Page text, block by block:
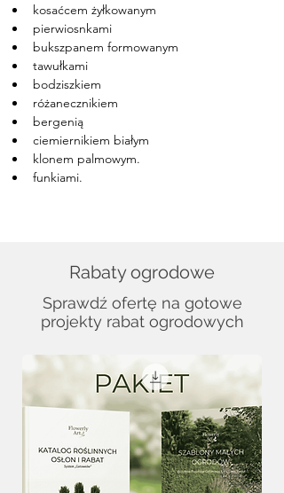
kosaćcem żyłkowanym
pierwiosnkami
bukszpanem formowanym
tawułkami
bodziszkiem
różanecznikiem
bergenią
ciemiernikiem białym
klonem palmowym.
funkiami.
Rabaty ogrodowe
Sprawdź ofertę na gotowe
projekty rabat ogrodowych